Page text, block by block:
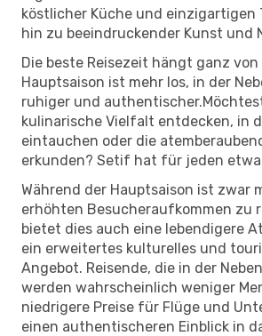
köstlicher Küche und einzigartigen
hin zu beeindruckender Kunst und
Die beste Reisezeit hängt ganz von
Hauptsaison ist mehr los, in der
ruhiger und
kulinarische Vielfalt entdecken, in
eintauchen oder die
erkunden? Setif hat für jeden
Während der Hauptsaison ist zwar
erhöhten Besucheraufkommen zu
bietet dies auch eine lebendigere
ein erweitertes kulturelles und
Angebot. Reisende, die in der
werden wahrscheinlich weniger
niedrigere Preise für Flüge und
einen authentischeren Einblick in